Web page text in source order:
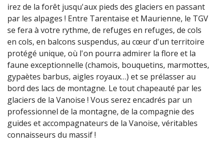
irez de la forêt jusqu'aux pieds des glaciers en passant
par les alpages ! Entre Tarentaise et Maurienne, le TGV
se fera à votre rythme, de refuges en refuges, de cols
en cols, en balcons suspendus, au cœur d'un territoire
protégé unique, où l'on pourra admirer la flore et la
faune exceptionnelle (chamois, bouquetins, marmottes,
gypaètes barbus, aigles royaux…) et se prélasser au
bord des lacs de montagne. Le tout chapeauté par les
glaciers de la Vanoise ! Vous serez encadrés par un
professionnel de la montagne, de la compagnie des
guides et accompagnateurs de la Vanoise, véritables
connaisseurs du massif !